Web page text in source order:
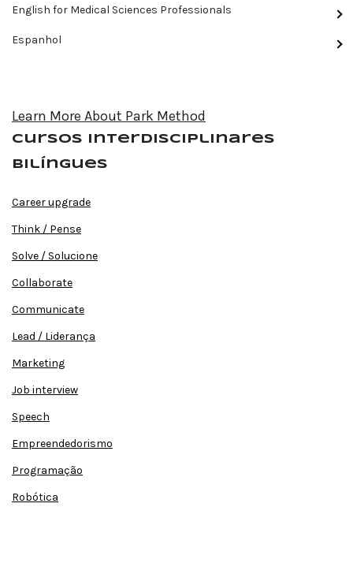
English for Medical Sciences Professionals
Espanhol
Learn More About Park Method
Cursos interdisciplinares
bilíngues
Career upgrade
Think / Pense
Solve / Solucione
Collaborate
Communicate
Lead / Liderança
Marketing
Job interview
Speech
Empreendedorismo
Programação
Robótica